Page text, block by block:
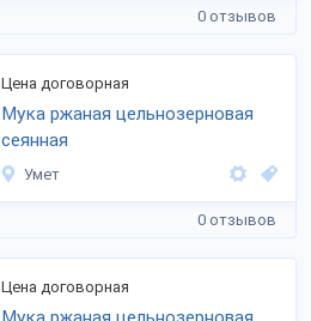
0 отзывов
Цена договорная
Мука ржаная цельнозерновая
сеянная
Умет
0 отзывов
Цена договорная